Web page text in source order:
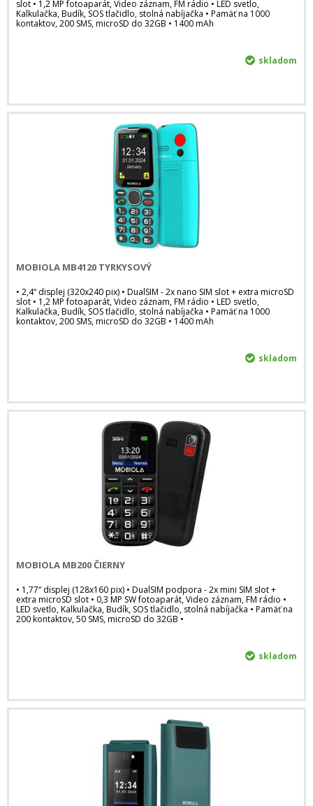
slot • 1,2 MP fotoaparát, Video záznam, FM rádio • LED svetlo,
Kalkulačka, Budík, SOS tlačidlo, stolná nabíjačka • Pamäť na 1000
kontaktov, 200 SMS, microSD do 32GB • 1400 mAh
skladom
MOBIOLA MB4120 TYRKYSOVÝ
• 2,4“ displej (320x240 pix) • DualSIM - 2x nano SIM slot + extra microSD
slot • 1,2 MP fotoaparát, Video záznam, FM rádio • LED svetlo,
Kalkulačka, Budík, SOS tlačidlo, stolná nabíjačka • Pamäť na 1000
kontaktov, 200 SMS, microSD do 32GB • 1400 mAh
skladom
MOBIOLA MB200 ČIERNY
• 1,77“ displej (128x160 pix) • DualSIM podpora - 2x mini SIM slot +
extra microSD slot • 0,3 MP SW fotoaparát, Video záznam, FM rádio •
LED svetlo, Kalkulačka, Budík, SOS tlačidlo, stolná nabíjačka • Pamäť na
200 kontaktov, 50 SMS, microSD do 32GB •
skladom